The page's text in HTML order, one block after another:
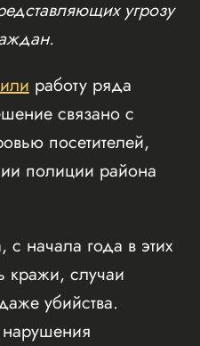
угрозу
работу ряда
связано с
посетителей,
полиции района
начала года в этих
кражи, случаи
убийства.